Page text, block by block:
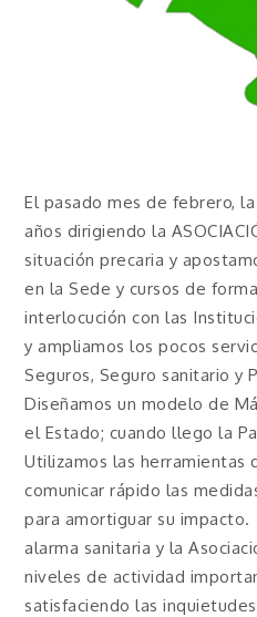
El pasado mes de febrero,
años dirigiendo la
situación precaria y
en la Sede y cursos de
interlocución con las
y ampliamos los pocos
Seguros, Seguro sanitario y
Diseñamos un modelo de
el Estado; cuando llego la
Utilizamos las herramientas
comunicar rápido las
para amortiguar su
alarma sanitaria y la
niveles de actividad
satisfaciendo las